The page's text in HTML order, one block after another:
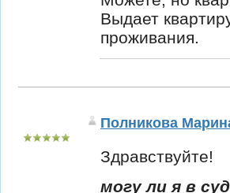
Выдает
проживания.
Полникова
Здравствуйте!
могу ли я в